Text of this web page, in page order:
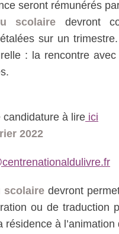
seront rémunérés
scolaire devront
sur un
: la rencontre
candidature à lire ici
2022
scolaire devront
ou de traduction
à